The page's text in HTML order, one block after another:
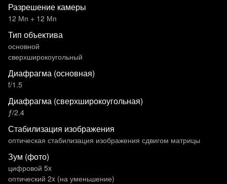
Разрешение камеры
12 Мп + 12 Мп
Тип объектива
основной
сверхширокоугольный
Диафрагма (основная)
f/1.5
Диафрагма (сверхширокоугольная)
ƒ/2.4
Стабилизация изображения
оптическая стабилизация изображения сдвигом матрицы
Зум (фото)
цифровой 5x
оптический 2x (на уменьшение)